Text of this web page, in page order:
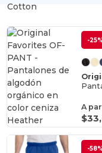
Cotton
-
A
-